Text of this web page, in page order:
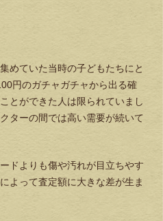
めていた当時の子どもたちにと
円のガチャガチャから出る確
とができた人は限られていまし
ターの間では高い需要が続いて
ドよりも傷や汚れが目立ちやす
よって査定額に大きな差が生ま